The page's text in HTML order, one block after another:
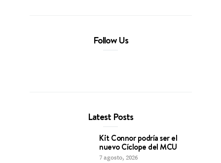
Follow Us
Latest Posts
Kit Connor podría ser el
nuevo Cíclope del MCU
7 agosto, 2026